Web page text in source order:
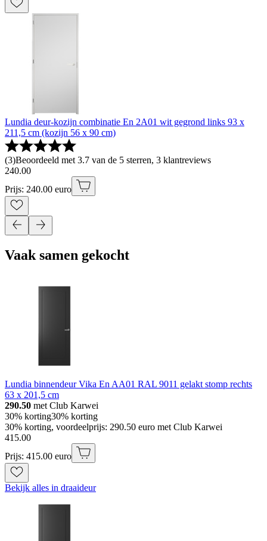
Lundia deur-kozijn combinatie En 2A01 wit gegrond links 93 x
211,5 cm (kozijn 56 x 90 cm)
(3)Beoordeeld met 3.7 van de 5 sterren, 3 klantreviews
240.00
Prijs: 240.00 euro
Vaak samen gekocht
Lundia binnendeur Vika En AA01 RAL 9011 gelakt stomp rechts
63 x 201,5 cm
290.50 met Club Karwei
30% korting30% korting
30% korting, voordeelprijs: 290.50 euro met Club Karwei
415.00
Prijs: 415.00 euro
Bekijk alles in draaideur